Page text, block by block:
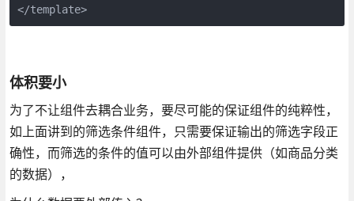
</template>
体积要小
为了不让组件去耦合业务，要尽可能的保证组件的纯粹性，
如上面讲到的筛选条件组件，只需要保证输出的筛选字段正
确性，而筛选的条件的值可以由外部组件提供（如商品分类
的数据），